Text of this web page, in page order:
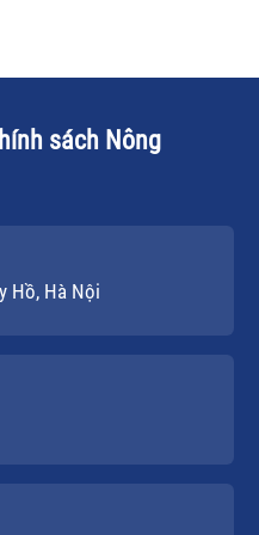
sách Nông
Hồ, Hà Nội